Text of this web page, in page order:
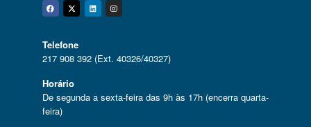
Facebook
Twitter
Linkedin
Instagram
Telefone
217 908 392 (Ext. 40326/40327)
Horário
De segunda a sexta-feira das 9h às 17h (encerra quarta-
feira)